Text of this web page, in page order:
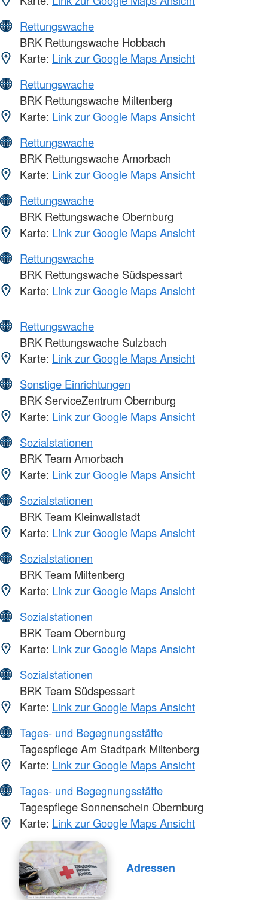
Rettungswache
BRK Rettungswache Hobbach
Karte: Link zur Google Maps Ansicht
Rettungswache
BRK Rettungswache Miltenberg
Karte: Link zur Google Maps Ansicht
Rettungswache
BRK Rettungswache Amorbach
Karte: Link zur Google Maps Ansicht
Rettungswache
BRK Rettungswache Obernburg
Karte: Link zur Google Maps Ansicht
Rettungswache
BRK Rettungswache Südspessart
Karte: Link zur Google Maps Ansicht
Rettungswache
BRK Rettungswache Sulzbach
Karte: Link zur Google Maps Ansicht
Sonstige Einrichtungen
BRK ServiceZentrum Obernburg
Karte: Link zur Google Maps Ansicht
Sozialstationen
BRK Team Amorbach
Karte: Link zur Google Maps Ansicht
Sozialstationen
BRK Team Kleinwallstadt
Karte: Link zur Google Maps Ansicht
Sozialstationen
BRK Team Miltenberg
Karte: Link zur Google Maps Ansicht
Sozialstationen
BRK Team Obernburg
Karte: Link zur Google Maps Ansicht
Sozialstationen
BRK Team Südspessart
Karte: Link zur Google Maps Ansicht
Tages- und Begegnungsstätte
Tagespflege Am Stadtpark Miltenberg
Karte: Link zur Google Maps Ansicht
Tages- und Begegnungsstätte
Tagespflege Sonnenschein Obernburg
Karte: Link zur Google Maps Ansicht
Adressen